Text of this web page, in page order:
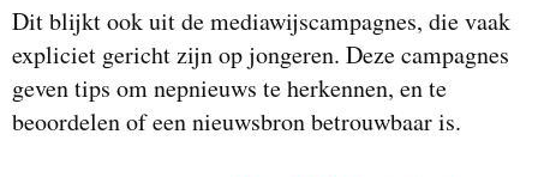
Dit blijkt ook uit de mediawijscampagnes, die vaak
expliciet gericht zijn op jongeren. Deze campagnes
geven tips om nepnieuws te herkennen, en te
beoordelen of een nieuwsbron betrouwbaar is.